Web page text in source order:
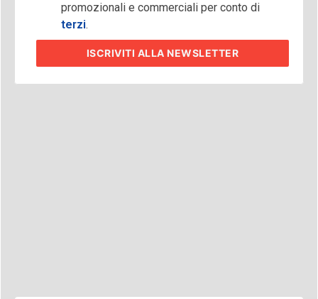
promozionali e commerciali per conto di
terzi.
ISCRIVITI ALLA NEWSLETTER